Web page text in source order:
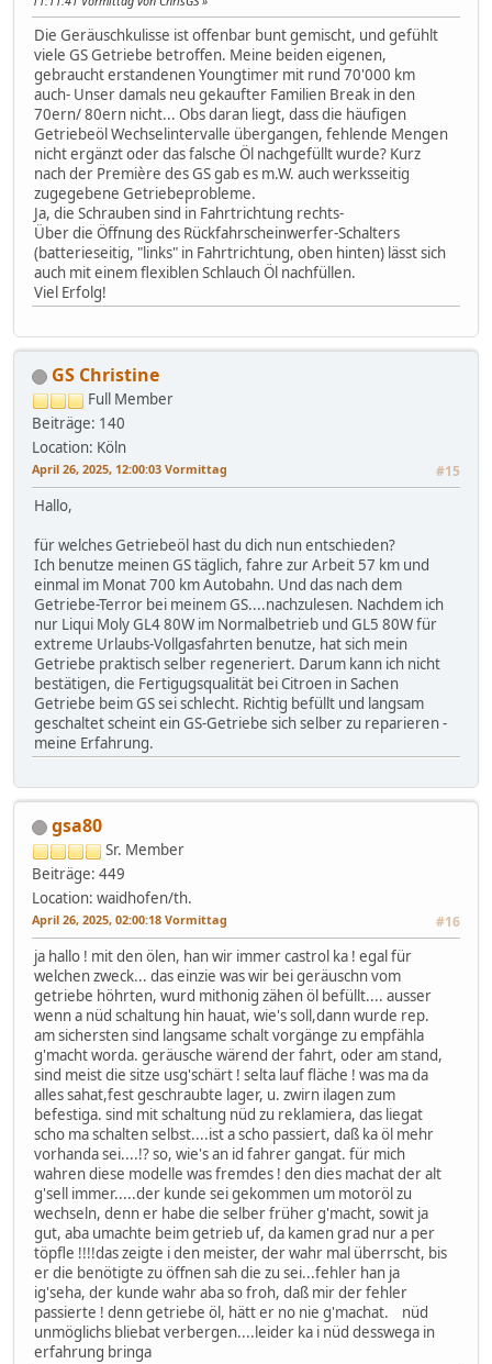
Die Geräuschkulisse ist offenbar bunt gemischt, und gefühlt
viele GS Getriebe betroffen. Meine beiden eigenen,
gebraucht erstandenen Youngtimer mit rund 70'000 km
auch- Unser damals neu gekaufter Familien Break in den
70ern/ 80ern nicht... Obs daran liegt, dass die häufigen
Getriebeöl Wechselintervalle übergangen, fehlende Mengen
nicht ergänzt oder das falsche Öl nachgefüllt wurde? Kurz
nach der Première des GS gab es m.W. auch werksseitig
zugegebene Getriebeprobleme.
Ja, die Schrauben sind in Fahrtrichtung rechts-
Über die Öffnung des Rückfahrscheinwerfer-Schalters
(batterieseitig, "links" in Fahrtrichtung, oben hinten) lässt sich
auch mit einem flexiblen Schlauch Öl nachfüllen.
Viel Erfolg!
GS Christine
Full Member
Beiträge: 140
Location: Köln
April 26, 2025, 12:00:03 Vormittag #15
Hallo,
für welches Getriebeöl hast du dich nun entschieden?
Ich benutze meinen GS täglich, fahre zur Arbeit 57 km und
einmal im Monat 700 km Autobahn. Und das nach dem
Getriebe-Terror bei meinem GS....nachzulesen. Nachdem ich
nur Liqui Moly GL4 80W im Normalbetrieb und GL5 80W für
extreme Urlaubs-Vollgasfahrten benutze, hat sich mein
Getriebe praktisch selber regeneriert. Darum kann ich nicht
bestätigen, die Fertigugsqualität bei Citroen in Sachen
Getriebe beim GS sei schlecht. Richtig befüllt und langsam
geschaltet scheint ein GS-Getriebe sich selber zu reparieren -
meine Erfahrung.
gsa80
Sr. Member
Beiträge: 449
Location: waidhofen/th.
April 26, 2025, 02:00:18 Vormittag #16
ja hallo ! mit den ölen, han wir immer castrol ka ! egal für
welchen zweck... das einzie was wir bei geräuschn vom
getriebe höhrten, wurd mithonig zähen öl befüllt.... ausser
wenn a nüd schaltung hin hauat, wie's soll,dann wurde rep.
am sichersten sind langsame schalt vorgänge zu empfähla
g'macht worda. geräusche wärend der fahrt, oder am stand,
sind meist die sitze usg'schärt ! selta lauf fläche ! was ma da
alles sahat,fest geschraubte lager, u. zwirn ilagen zum
befestiga. sind mit schaltung nüd zu reklamiera, das liegat
scho ma schalten selbst....ist a scho passiert, daß ka öl mehr
vorhanda sei....!? so, wie's an id fahrer gangat. für mich
wahren diese modelle was fremdes ! den dies machat der alt
g'sell immer.....der kunde sei gekommen um motoröl zu
wechseln, denn er habe die selber früher g'macht, sowit ja
gut, aba umachte beim getrieb uf, da kamen grad nur a per
töpfle !!!!das zeigte i den meister, der wahr mal überrscht, bis
er die benötigte zu öffnen sah die zu sei...fehler han ja
ig'seha, der kunde wahr aba so froh, daß mir der fehler
passierte ! denn getriebe öl, hätt er no nie g'machat. nüd
unmöglichs bliebat verbergen....leider ka i nüd desswega in
erfahrung bringa